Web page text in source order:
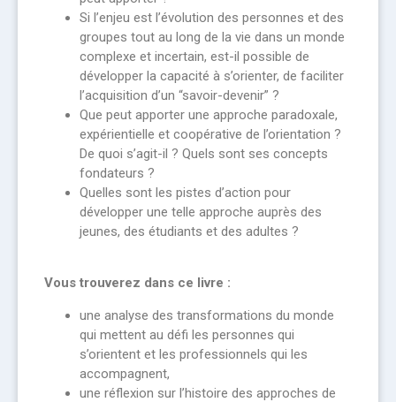
Si l’enjeu est l’évolution des personnes et des
groupes tout au long de la vie dans un monde
complexe et incertain, est-il possible de
développer la capacité à s’orienter, de faciliter
l’acquisition d’un “savoir-devenir” ?
Que peut apporter une approche paradoxale,
expérientielle et coopérative de l’orientation ?
De quoi s’agit-il ? Quels sont ses concepts
fondateurs ?
Quelles sont les pistes d’action pour
développer une telle approche auprès des
jeunes, des étudiants et des adultes ?
Vous trouverez dans ce livre :
une analyse des transformations du monde
qui mettent au défi les personnes qui
s’orientent et les professionnels qui les
accompagnent,
une réflexion sur l’histoire des approches de